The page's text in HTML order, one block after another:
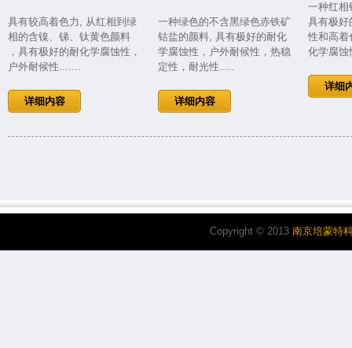
具有较高着色力, 从红相到绿
相的含镍、锑、钛黄色颜料
，具有极好的耐化学腐蚀性，
户外耐候性.......
详细内容
一种绿色的不含黑绿色赤铁矿
钴盐的颜料, 具有极好的耐化
学腐蚀性，户外耐候性，热稳
定性，耐光性.....
详细内容
一种红相
具有极好
性和高着
化学腐蚀
详细
Copyright © 2013 南京培蒙特